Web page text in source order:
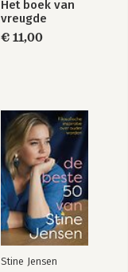
Het boek van
vreugde
€ 11,00
Stine Jensen